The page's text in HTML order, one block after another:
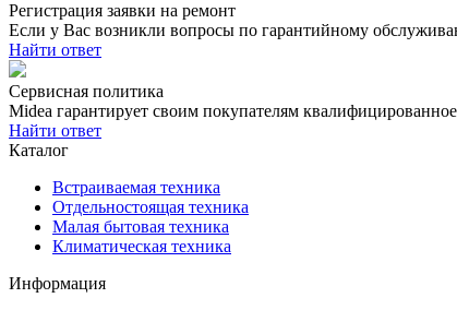
Регистрация заявки на ремонт
Если у Вас возникли вопросы по гарантийному
Найти ответ
Сервисная политика
Midea гарантирует своим покупателям
Найти ответ
Каталог
Встраиваемая техника
Отдельностоящая техника
Малая бытовая техника
Климатическая техника
Информация